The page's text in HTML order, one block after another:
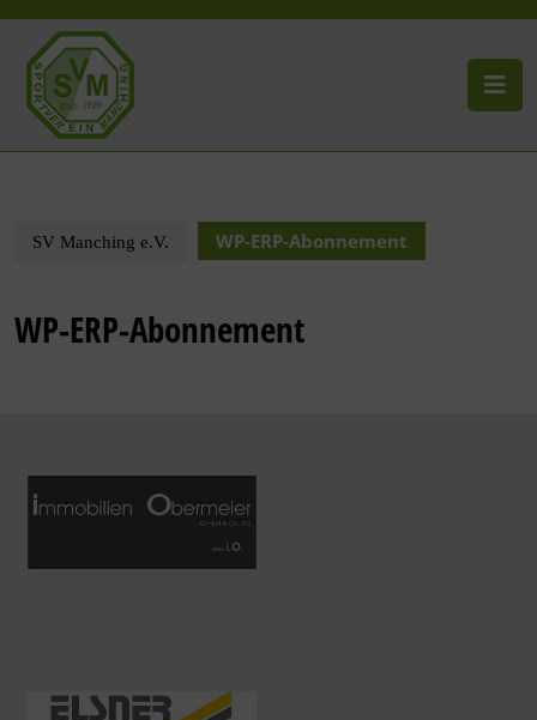
SV Manching e.V. WP-ERP-Abonnement
WP-ERP-Abonnement